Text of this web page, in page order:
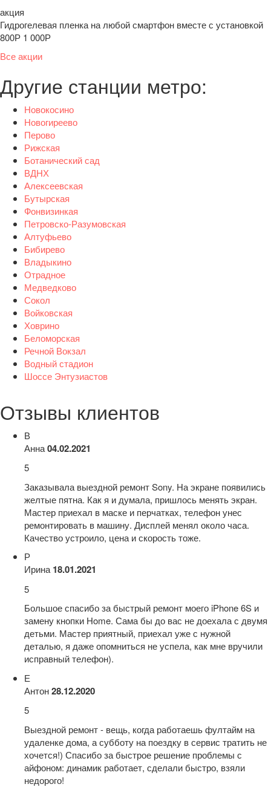
акция
Гидрогелевая пленка на любой смартфон вместе с установкой
800Р 1 000Р
Все акции
Другие станции метро:
Новокосино
Новогиреево
Перово
Рижская
Ботанический сад
ВДНХ
Алексеевская
Бутырская
Фонвизинкая
Петровско-Разумовская
Алтуфьево
Бибирево
Владыкино
Отрадное
Медведково
Сокол
Войковская
Ховрино
Беломорская
Речной Вокзал
Водный стадион
Шоссе Энтузиастов
Отзывы клиентов
В
Анна04.02.2021
5
Заказывала выездной ремонт Sony. На экране появились
желтые пятна. Как я и думала, пришлось менять экран.
Мастер приехал в маске и перчатках, телефон унес
ремонтировать в машину. Дисплей менял около часа.
Качество устроило, цена и скорость тоже.
Р
Ирина 18.01.2021
5
Большое спасибо за быстрый ремонт моего iPhone 6S и
замену кнопки Home. Сама бы до вас не доехала с двумя
детьми. Мастер приятный, приехал уже с нужной
деталью, я даже опомниться не успела, как мне вручили
исправный телефон).
Е
Антон28.12.2020
5
Выездной ремонт - вещь, когда работаешь фултайм на
удаленке дома, а субботу на поездку в сервис тратить не
хочется!) Спасибо за быстрое решение проблемы с
айфоном: динамик работает, сделали быстро, взяли
недорого!